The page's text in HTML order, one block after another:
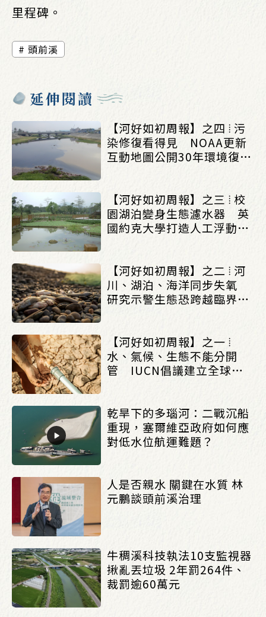
里程碑。
頭前溪
延伸閱讀
【河好如初周報】之四 ⦙ 污
染修復看得見 NOAA更新
互動地圖公開30年環境復育
【河好如初周報】之三 ⦙ 校
園湖泊變身生態濾水器 英
國約克大學打造人工浮動濕
【河好如初周報】之二 ⦙ 河
川、湖泊、海洋同步失氧
研究示警生態恐跨越臨界點
【河好如初周報】之一 ⦙
水、氣候、生態不能分開
管 IUCN倡議建立全球水
乾旱下的多瑙河：二戰沉船
重現，塞爾維亞政府如何應
對低水位航運難題？
人是否親水 關鍵在水質 林
元鵬談頭前溪治理
牛稠溪科技執法10支監視器
揪亂丟垃圾 2年罰264件、
裁罰逾60萬元